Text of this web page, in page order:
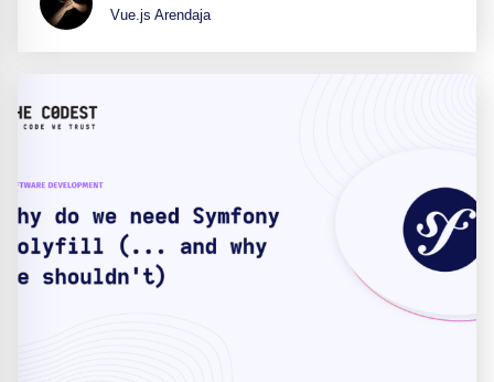
Vue.js Arendaja